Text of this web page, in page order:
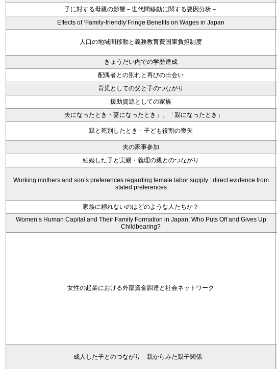
子に対する母親の影響－世代間移動に関する要因分析－
Effects of ‘Family-friendly’Fringe Benefits on Wages in Japan
人口の地域間移動と義務教育費国庫負担制度
きょうだい内での学歴達成
配偶者との別れと再びの出会い
育児としての父と子のつながり
援助資源としての家族
「夫になったとき・妻になったとき」、「親になったとき」
親と死別したとき－子ども役割の喪失
夫の家事参加
結婚した子と実親・義理の親とのつながり
Working mothers and son’s preferences regarding female labor supply : direct evidence from
stated preferences
家族に頼れないのはどのような人たちか？
Women’s Human Capital and Their Family Formation in Japan: Who Puts Off and Gives Up
Childbearing?
女性の起業における外部資金調達と社会ネットワーク
成人した子とのつながり－親からみた親子関係－